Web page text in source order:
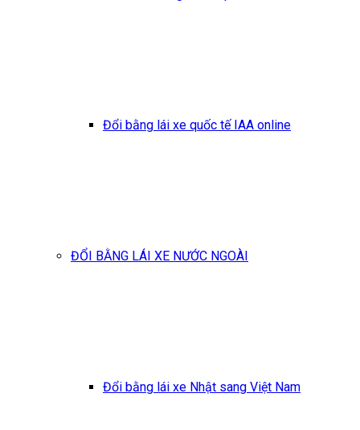
Đổi bằng lái xe quốc tế IAA online
ĐỔI BẰNG LÁI XE NƯỚC NGOÀI
Đổi bằng lái xe Nhật sang Việt Nam